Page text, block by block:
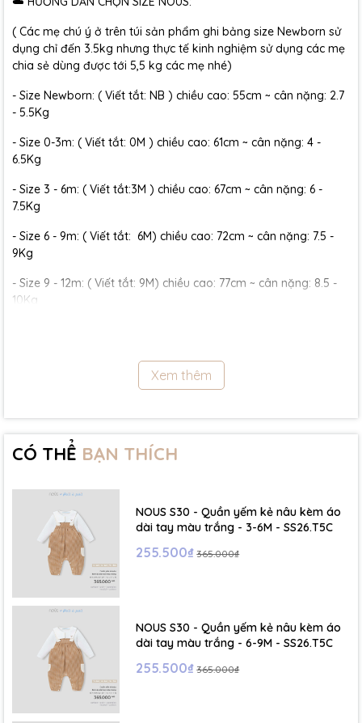
( Các mẹ chú ý ở trên túi sản phẩm ghi bảng size Newborn sử
dụng chỉ đến 3.5kg nhưng thực tế kinh nghiệm sử dụng các mẹ
chia sẻ dùng được tới 5,5 kg các mẹ nhé)
- Size Newborn: ( Viết tắt: NB ) chiều cao: 55cm ~ cân nặng: 2.7
- 5.5Kg
- Size 0-3m: ( Viết tắt: 0M ) chiều cao: 61cm ~ cân nặng: 4 -
6.5Kg
- Size 3 - 6m: ( Viết tắt:3M ) chiều cao: 67cm ~ cân nặng: 6 -
7.5Kg
- Size 6 - 9m: ( Viết tắt: 6M) chiều cao: 72cm ~ cân nặng: 7.5 -
9Kg
- Size 9 - 12m: ( Viết tắt: 9M) chiều cao: 77cm ~ cân nặng: 8.5 -
10Kg
- Size 18 - 24m:( Viết tắt: 18M) chiều cao: 86cm ~ cân nặng: 11.5 -
15Kg
17Kg
- Size 4 - 5Y: ( Viết tắt: 4Y) chiều cao: 107 - 114cm ~ cân nặng: 17
- Size 5 - 6Y: ( Viết tắt: 5Y) chiều cao: 114 - 122cm ~ cân nặng: 19
☁️ Bảng Size Mũ, Giày và Phụ kiện :
- NB : Dưới 6 kg
- Size S: 0-6 tháng
Xem thêm
CÓ THỂ BẠN THÍCH
NOUS S30 - Quần yếm kẻ nâu kèm áo
dài tay màu trắng - 3-6M - SS26.T5C
255.500₫ 365.000₫
NOUS S30 - Quần yếm kẻ nâu kèm áo
dài tay màu trắng - 6-9M - SS26.T5C
255.500₫ 365.000₫